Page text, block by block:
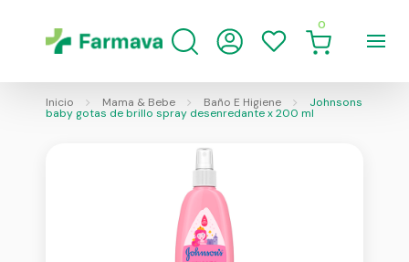
0
Inicio Mama & Bebe Baño E Higiene Johnsons
baby gotas de brillo spray desenredante x 200 ml